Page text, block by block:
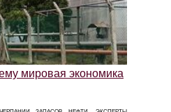
мировая экономика